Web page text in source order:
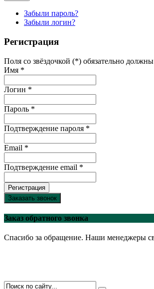
Забыли пароль?
Забыли логин?
Регистрация
Поля со звёздочкой (*) обязательно
Имя *
Логин *
Пароль *
Подтверждение пароля *
Email *
Подтверждение email *
Регистрация
Заказать звонок
Заказ обратного звонка
Спасибо за обращение. Наши менеджеры